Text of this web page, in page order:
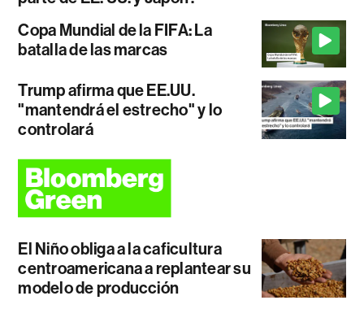
Copa Mundial de la FIFA: La
batalla de las marcas
Trump afirma que EE.UU.
"mantendrá el estrecho" y lo
controlará
El Niño obliga a la caficultura
centroamericana a replantear su
modelo de producción